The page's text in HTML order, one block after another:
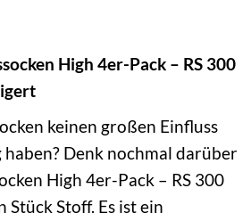
High 4er-Pack – RS 300
keinen großen Einfluss
haben? Denk nochmal darüber
High 4er-Pack – RS 300
Stück Stoff. Es ist ein